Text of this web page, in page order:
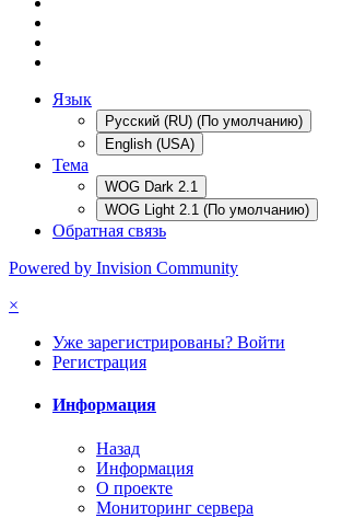
Язык
Русский (RU) (По умолчанию)
English (USA)
Тема
WOG Dark 2.1
WOG Light 2.1 (По умолчанию)
Обратная связь
Powered by Invision Community
×
Уже зарегистрированы? Войти
Регистрация
Информация
Назад
Информация
О проекте
Мониторинг сервера